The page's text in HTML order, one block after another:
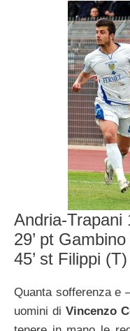
Andria-Trapani
29’ pt
45’ st Filippi (T)
Quanta sofferenza e
uomini di Vincenzo